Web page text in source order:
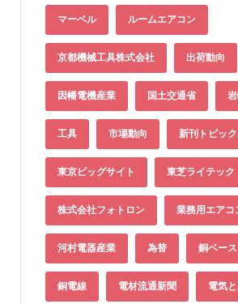
マーベル ルームエアコン
京都機械工具株式会社 出荷動向
因幡電機産業 国土交通省
工具 市場動向 新刊トピッ
東京ビッグサイト 東芝ライテック
株式会社フォトロン 業務用エアコ
河村電器産業 為替 銅ベース
銅電線 電材流通新聞 電気